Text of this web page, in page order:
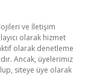
ve İletişim
olarak hizmet
olarak denetleme
Ancak, üyelerimiz
siteye üye olarak